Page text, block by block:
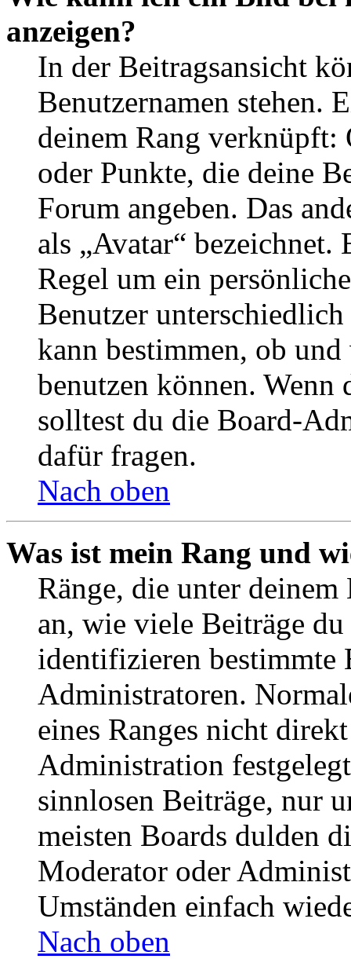
anzeigen?
In der Beitragsansicht
Benutzernamen stehen.
deinem Rang verknüpft:
oder Punkte, die deine
Forum angeben. Das
als „Avatar“
Regel um ein
Benutzer
kann bestimmen, ob
benutzen können. Wenn
solltest du die Board-
dafür fragen.
Nach oben
Was ist mein Rang und
Ränge, die unter deinem
an, wie viele Beiträge
identifizieren bestimmte
Administratoren.
eines Ranges nicht
Administration
sinnlosen Beiträge, nur
meisten Boards dulden
Moderator oder
Umständen einfach
Nach oben